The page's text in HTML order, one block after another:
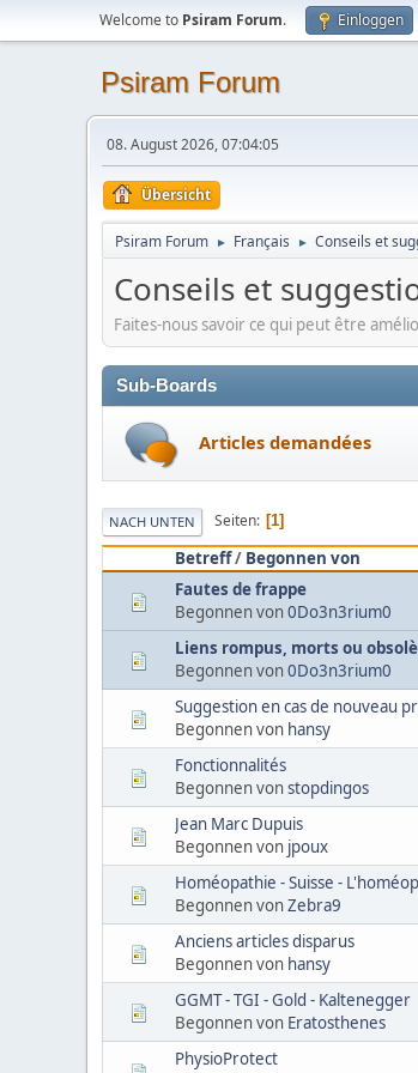
Welcome to Psiram Forum. Einloggen
Psiram Forum
08. August 2026, 07:04:05
Übersicht
Psiram Forum ► Français ► Conseils et
Conseils et
Faites-nous savoir ce qui peut être
Sub-Boards
Articles demandées
NACH UNTEN Seiten 1
Betreff/ Begonnen von
Fautes de frappe
Begonnen von0Do3n3rium0
Liens rompus, morts ou
Begonnen von0Do3n3rium0
Suggestion en cas de nouveau
Begonnen von hansy
Fonctionnalités
Begonnen vonstopdingos
Jean Marc Dupuis
Begonnen von jpoux
Homéopathie - Suisse -
Begonnen vonZebra9
Anciens articles disparus
Begonnen von hansy
GGMT - TGI - Gold - Kaltenegger
Begonnen von Eratosthenes
PhysioProtect